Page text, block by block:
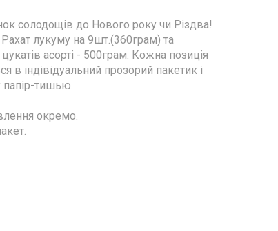
солодощів до Нового року чи Різдва!
лукуму на 9шт.(360грам) та
асорті - 500грам. Кожна позиція
в індівідуальний прозорий пакетик і
у папір-тишью.
окремо.